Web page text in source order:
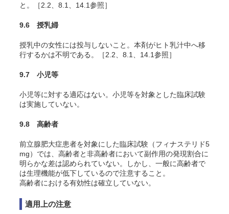
と。［2.2、8.1、14.1参照］
9.6 授乳婦
授乳中の女性には投与しないこと。本剤がヒト乳汁中へ移
行するかは不明である。［2.2、8.1、14.1参照］
9.7 小児等
小児等に対する適応はない。小児等を対象とした臨床試験
は実施していない。
9.8 高齢者
前立腺肥大症患者を対象にした臨床試験（フィナステリド5
mg）では、高齢者と非高齢者において副作用の発現割合に
明らかな差は認められていない。しかし、一般に高齢者で
は生理機能が低下しているので注意すること。
高齢者における有効性は確立していない。
適用上の注意